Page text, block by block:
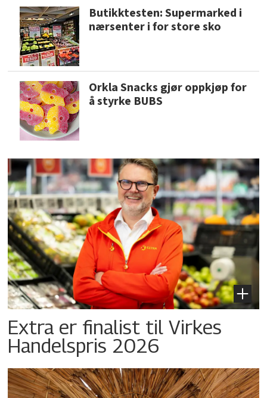
Butikktesten: Supermarked i
nærsenter i for store sko
Orkla Snacks gjør oppkjøp for
å styrke BUBS
Extra er finalist til Virkes
Handelspris 2026